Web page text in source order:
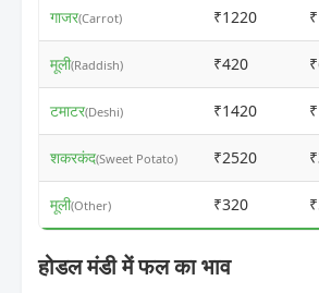
गाजर(Carrot) ₹1220
मूली(Raddish) ₹420
टमाटर(Deshi) ₹1420
शकरकंद(Sweet Potato) ₹2520
मूली(Other) ₹320
होडल मंडी में फल का भाव